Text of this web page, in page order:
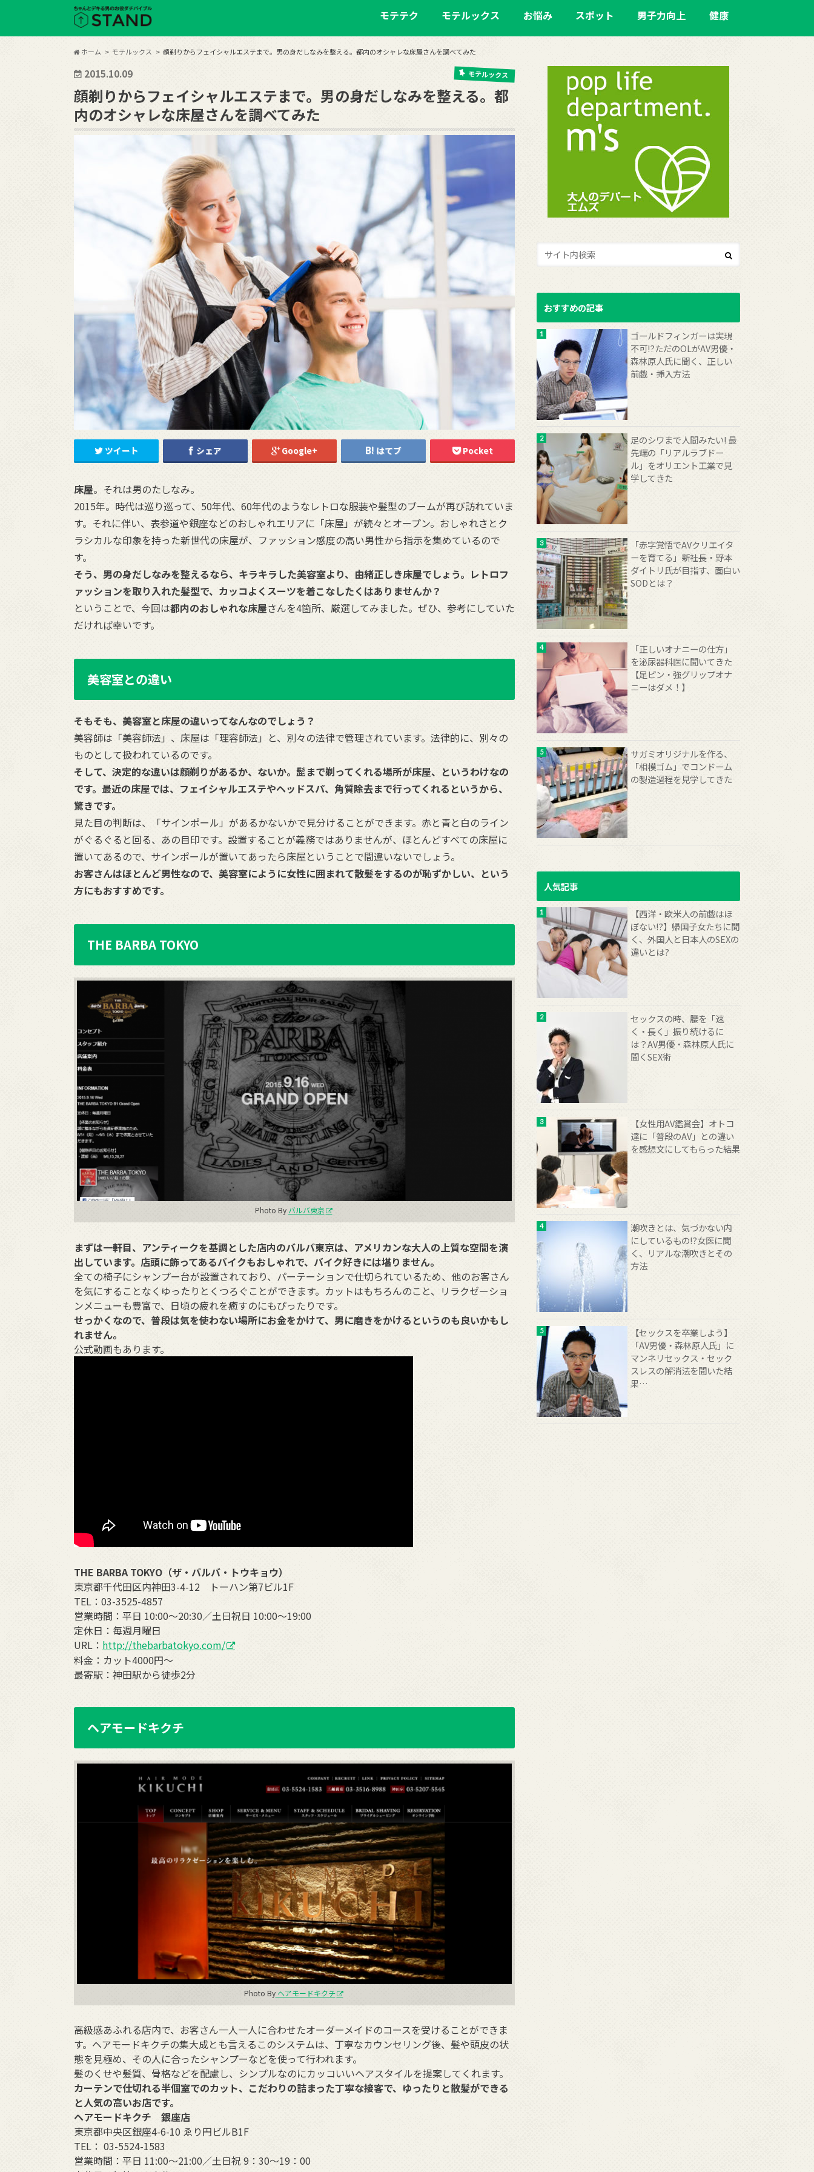
モテテク モテルックス お悩み スポット 男子力向上 健康
ホーム モテルックス 顔剃りからフェイシャルエステまで。男の身だしなみを整える。都内のオシャレな床屋さんを調べてみた
2015.10.09 モテルックス
顔剃りからフェイシャルエステまで。男の身だしなみを整える。都
内のオシャレな床屋さんを調べてみた
ツイート シェア Google+ はてブ Pocket
床屋。それは男のたしなみ。
2015年。時代は巡り巡って、50年代、60年代のようなレトロな服装や髪型のブームが再び訪れていま
す。それに伴い、表参道や銀座などのおしゃれエリアに「床屋」が続々とオープン。おしゃれさとク
ラシカルな印象を持った新世代の床屋が、ファッション感度の高い男性から指示を集めているので
す。
そう、男の身だしなみを整えるなら、キラキラした美容室より、由緒正しき床屋でしょう。レトロフ
ァッションを取り入れた髪型で、カッコよくスーツを着こなしたくはありませんか？
ということで、今回は都内のおしゃれな床屋さんを4箇所、厳選してみました。ぜひ、参考にしていた
だければ幸いです。
美容室との違い
そもそも、美容室と床屋の違いってなんなのでしょう？
美容師は「美容師法」、床屋は「理容師法」と、別々の法律で管理されています。法律的に、別々の
ものとして扱われているのです。
そして、決定的な違いは顔剃りがあるか、ないか。髭まで剃ってくれる場所が床屋、というわけなの
です。最近の床屋では、フェイシャルエステやヘッドスパ、角質除去まで行ってくれるというから、
驚きです。
見た目の判断は、「サインポール」があるかないかで見分けることができます。赤と青と白のライン
がぐるぐると回る、あの目印です。設置することが義務ではありませんが、ほとんどすべての床屋に
置いてあるので、サインポールが置いてあったら床屋ということで間違いないでしょう。
お客さんはほとんど男性なので、美容室にように女性に囲まれて散髪をするのが恥ずかしい、という
方にもおすすめです。
THE BARBA TOKYO
Photo By バルバ東京
まずは一軒目、アンティークを基調とした店内のバルバ東京は、アメリカンな大人の上質な空間を演
出しています。店頭に飾ってあるバイクもおしゃれで、バイク好きには堪りません。
全ての椅子にシャンプー台が設置されており、パーテーションで仕切られているため、他のお客さん
を気にすることなくゆったりとくつろぐことができます。カットはもちろんのこと、リラクゼーショ
ンメニューも豊富で、日頃の疲れを癒すのにもぴったりです。
せっかくなので、普段は気を使わない場所にお金をかけて、男に磨きをかけるというのも良いかもし
れません。
公式動画もあります。
THE BARBA TOKYO（ザ・バルバ・トウキョウ）
東京都千代田区内神田3-4-12 トーハン第7ビル1F
TEL：03-3525-4857
営業時間：平日 10:00～20:30／土日祝日 10:00～19:00
定休日：毎週月曜日
URL： http://thebarbatokyo.com/
料金：カット4000円〜
最寄駅：神田駅から徒歩2分
ヘアモードキクチ
Photo Byヘアモードキクチ
高級感あふれる店内で、お客さん一人一人に合わせたオーダーメイドのコースを受けることができま
す。ヘアモードキクチの集大成とも言えるこのシステムは、丁寧なカウンセリング後、髪や頭皮の状
態を見極め、その人に合ったシャンプーなどを使って行われます。
髪のくせや髪質、骨格などを配慮し、シンプルなのにカッコいいヘアスタイルを提案してくれます。
カーテンで仕切れる半個室でのカット、こだわりの詰まった丁寧な接客で、ゆったりと散髪ができる
と人気の高いお店です。
ヘアモードキクチ 銀座店
東京都中央区銀座4-6-10 ゑり円ビルB1F
TEL： 03-5524-1583
営業時間：平日 11:00〜21:00／土日祝 9：30〜19：00
おすすめの記事
ゴールドフィンガーは実現
不可!?ただのOLがAV男優・
森林原人氏に聞く、正しい
前戯・挿入方法
足のシワまで人間みたい! 最
先端の「リアルラブドー
ル」をオリエント工業で見
学してきた
「赤字覚悟でAVクリエイタ
ーを育てる」新社長・野本
ダイトリ氏が目指す、面白い
SODとは？
「正しいオナニーの仕方」
を泌尿器科医に聞いてきた
【足ピン・強グリップオナ
ニーはダメ！】
サガミオリジナルを作る、
「相模ゴム」でコンドーム
の製造過程を見学してきた
人気記事
【西洋・欧米人の前戯はほ
ぼない!?】帰国子女たちに聞
く、外国人と日本人のSEXの
違いとは?
セックスの時、腰を「速
く・長く」振り続けるに
は？AV男優・森林原人氏に
聞くSEX術
【女性用AV鑑賞会】オトコ
達に「普段のAV」との違い
を感想文にしてもらった結果
潮吹きとは、気づかない内
にしているもの!?女医に聞
く、リアルな潮吹きとその
方法
【セックスを卒業しよう】
「AV男優・森林原人氏」に
マンネリセックス・セック
スレスの解消法を聞いた結
果…